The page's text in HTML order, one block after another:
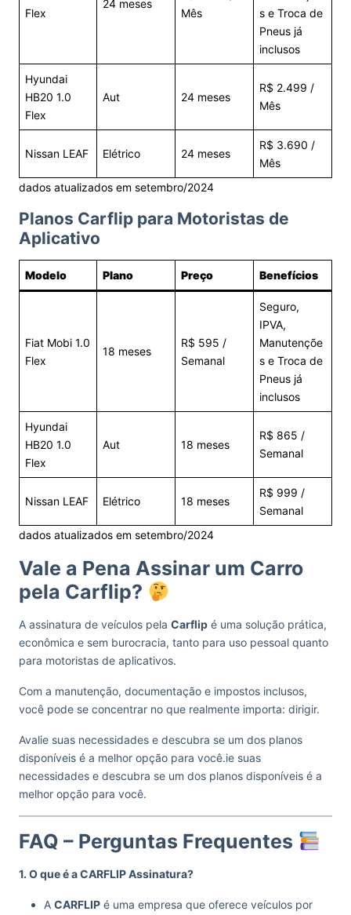
Flex
24 meses
Mês
s e Troca de
Pneus já
inclusos
Hyundai
HB20 1.0
Flex
Aut 24 meses
R$ 2.499 /
Mês
Nissan LEAF Elétrico 24 meses
R$ 3.690 /
Mês
dados atualizados em setembro/2024
Planos Carflip para Motoristas de
Aplicativo
Modelo Plano Preço Benefícios
Fiat Mobi 1.0
Flex
18 meses
R$ 595 /
Semanal
Seguro,
IPVA,
Manutençõe
s e Troca de
Pneus já
inclusos
Hyundai
HB20 1.0
Flex
Aut 18 meses
R$ 865 /
Semanal
Nissan LEAF Elétrico 18 meses
R$ 999 /
Semanal
dados atualizados em setembro/2024
Vale a Pena Assinar um Carro
pela Carflip?
A assinatura de veículos pela Carflip é uma solução prática,
econômica e sem burocracia, tanto para uso pessoal quanto
para motoristas de aplicativos.
Com a manutenção, documentação e impostos inclusos,
você pode se concentrar no que realmente importa: dirigir.
Avalie suas necessidades e descubra se um dos planos
disponíveis é a melhor opção para você.ie suas
necessidades e descubra se um dos planos disponíveis é a
melhor opção para você.
FAQ – Perguntas Frequentes
1. O que é a CARFLIP Assinatura?
A CARFLIP é uma empresa que oferece veículos por